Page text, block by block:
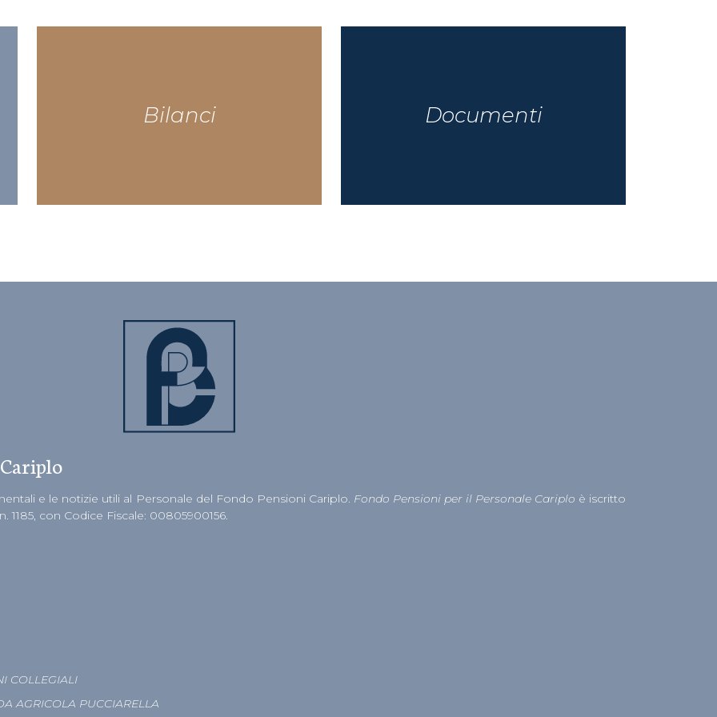
Bilanci Documenti
COLLEGIALI
AGRICOLA PUCCIARELLA
e le notizie utili al Personale del Fondo Pensioni Cariplo. Fondo Pensioni per il Personale Cariplo è iscritto
1185, con Codice Fiscale: 00805900156.